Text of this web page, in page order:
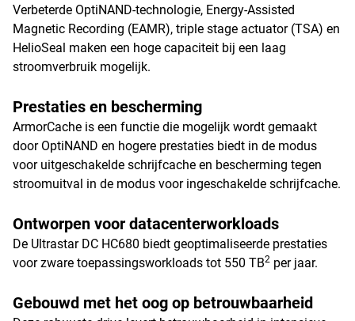
Verbeterde OptiNAND-technologie, Energy-Assisted
Magnetic Recording (EAMR), triple stage actuator (TSA) en
HelioSeal maken een hoge capaciteit bij een laag
stroomverbruik mogelijk.
Prestaties en bescherming
ArmorCache is een functie die mogelijk wordt gemaakt
door OptiNAND en hogere prestaties biedt in de modus
voor uitgeschakelde schrijfcache en bescherming tegen
stroomuitval in de modus voor ingeschakelde schrijfcache.
Ontworpen voor datacenterworkloads
De Ultrastar DC HC680 biedt geoptimaliseerde prestaties
voor zware toepassingsworkloads tot 550 TB2 per jaar.
Gebouwd met het oog op betrouwbaarheid